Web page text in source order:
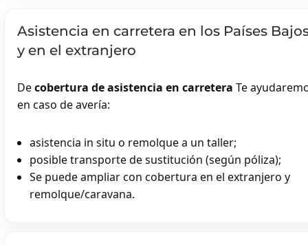
Asistencia en carretera en los Países
y en el extranjero
Decobertura de asistencia en carretera Te
en caso de avería:
asistencia in situ o remolque a un taller;
posible transporte de sustitución (según póliza);
Se puede ampliar con cobertura en el extranjero y
remolque/caravana.